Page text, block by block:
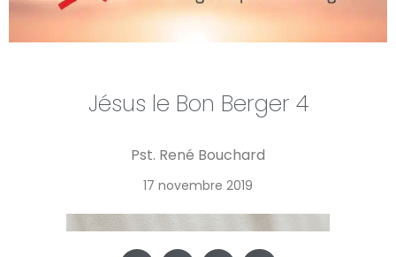
Jésus le Bon Berger 4
Pst. René Bouchard
17 novembre 2019